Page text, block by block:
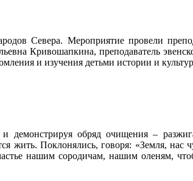
Севера. Мероприятие провели
Кривошапкина, преподаватель
и изучения детьми истории и
демонстрируя обряд очищения –
жить. Поклонялись, говоря: «Земля,
нашим сородичам, нашим оленям,